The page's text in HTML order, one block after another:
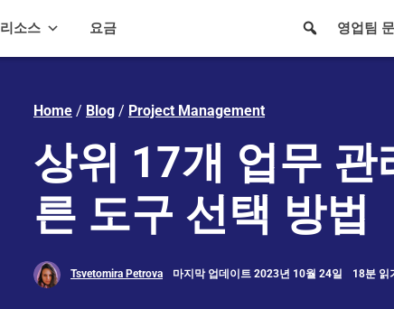
리소스 요금 영업팀
Home / Blog / Project Management
상위 17개 업무 관
른 도구 선택 방법
Tsvetomira Petrova 마지막 업데이트 2023년 10월 24일 18분 읽